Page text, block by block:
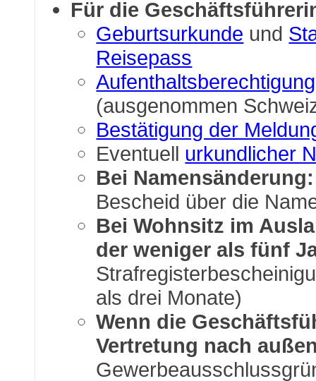
Für die
Geburtsurkunde und
Reisepass
Aufenthaltsberechtigung
(ausgenommen
Bestätigung der
Eventuell urkundlicher
Bei Namensänderung:
Bescheid über die
Bei Wohnsitz im
der weniger als fünf
als drei Monate)
Wenn die
Vertretung nach